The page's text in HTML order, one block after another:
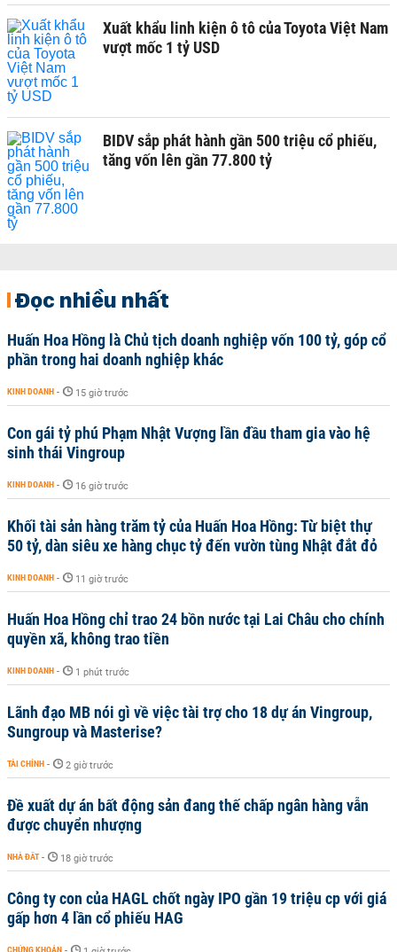
Xuất khẩu linh kiện ô tô của Toyota Việt Nam
vượt mốc 1 tỷ USD
BIDV sắp phát hành gần 500 triệu cổ phiếu,
tăng vốn lên gần 77.800 tỷ
Đọc nhiều nhất
Huấn Hoa Hồng là Chủ tịch doanh nghiệp vốn 100 tỷ, góp cổ
phần trong hai doanh nghiệp khác
KINH DOANH - 15 giờ trước
Con gái tỷ phú Phạm Nhật Vượng lần đầu tham gia vào hệ
sinh thái Vingroup
KINH DOANH - 16 giờ trước
Khối tài sản hàng trăm tỷ của Huấn Hoa Hồng: Từ biệt thự
50 tỷ, dàn siêu xe hàng chục tỷ đến vườn tùng Nhật đắt đỏ
KINH DOANH - 11 giờ trước
Huấn Hoa Hồng chỉ trao 24 bồn nước tại Lai Châu cho chính
quyền xã, không trao tiền
KINH DOANH - 1 phút trước
Lãnh đạo MB nói gì về việc tài trợ cho 18 dự án Vingroup,
Sungroup và Masterise?
TÀI CHÍNH - 2 giờ trước
Đề xuất dự án bất động sản đang thế chấp ngân hàng vẫn
được chuyển nhượng
NHÀ ĐẤT - 18 giờ trước
Công ty con của HAGL chốt ngày IPO gần 19 triệu cp với giá
gấp hơn 4 lần cổ phiếu HAG
CHỨNG KHOÁN